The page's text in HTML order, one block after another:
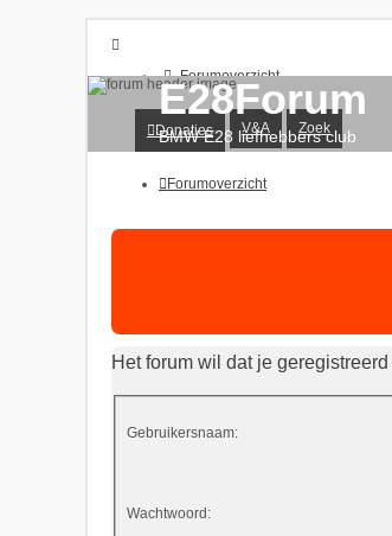
Forumoverzicht
Donaties
V&A
Zoek
Onbeantwoorde onderwerpen
E28Forum
BMW E28 liefhebbers club
Donaties V&A Zoek
Forumoverzicht
Het forum wil dat je
Gebruikersnaam:
Wachtwoord: